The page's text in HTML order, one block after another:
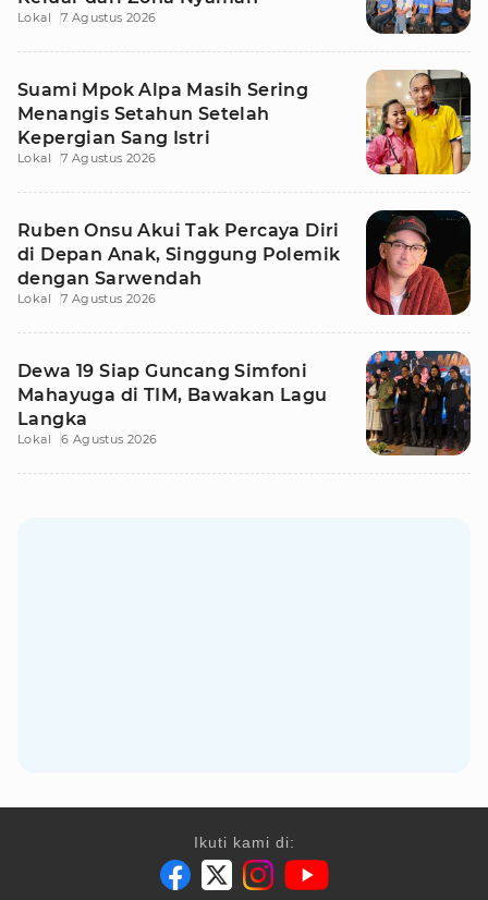
Lokal 7 Agustus 2026
Suami Mpok Alpa Masih Sering
Menangis Setahun Setelah
Kepergian Sang Istri
Lokal 7 Agustus 2026
Ruben Onsu Akui Tak Percaya Diri
di Depan Anak, Singgung Polemik
dengan Sarwendah
Lokal 7 Agustus 2026
Dewa 19 Siap Guncang Simfoni
Mahayuga di TIM, Bawakan Lagu
Langka
Lokal 6 Agustus 2026
Ikuti kami di: